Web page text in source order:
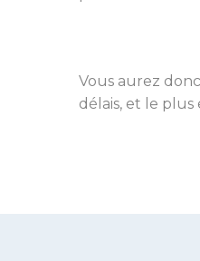
Vous aurez
délais, et le